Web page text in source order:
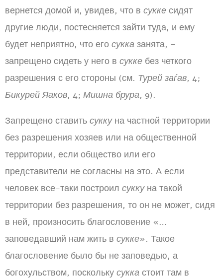
вернется домой и, увидев, что в сукке сидят
другие люди, постесняется зайти туда, и ему
будет неприятно, что его сукка занята, –
запрещено сидеть у него в сукке без четкого
разрешения с его стороны (см. Турей заѓав, 4;
Бикурей Яаков, 4; Мишна брура, 9).
Запрещено ставить суккуна частной территории
без разрешения хозяев или на общественной
территории, если общество или его
представители не согласны на это. А если
человек все-таки построил суккуна такой
территории без разрешения, то он не может, сидя
в ней, произносить благословение «…
заповедавший нам жить в сукке». Такое
благословение было бы не заповедью, а
богохульством, поскольку сукка стоит там в